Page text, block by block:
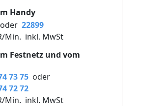
Handy
oder 22899
Min. inkl. MwSt
Festnetz und vom
73 75 oder
72 72
Min. inkl. MwSt